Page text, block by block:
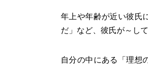
年上や年齢が近い彼氏
だ」など、彼氏が～し
自分の中にある「理想